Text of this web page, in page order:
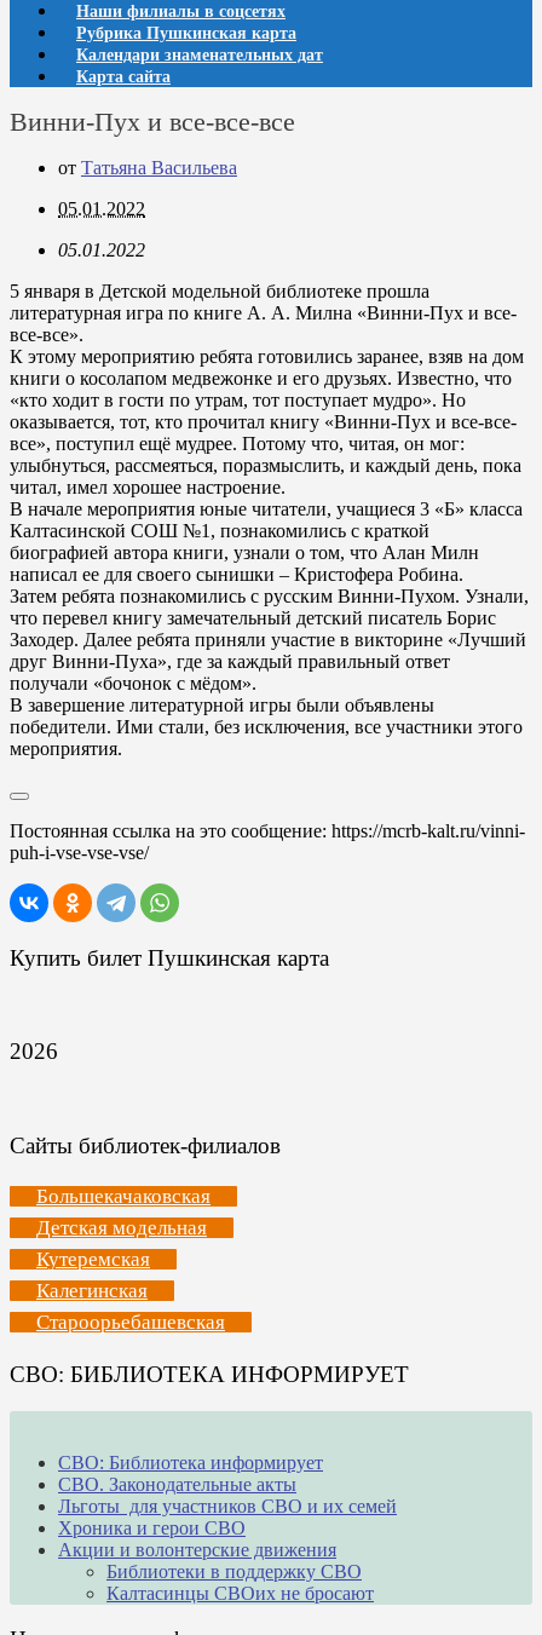
Наши филиалы в соцсетях
Рубрика Пушкинская карта
Календари знаменательных дат
Карта сайта
Винни-Пух и все-все-все
от Татьяна Васильева
05.01.2022
05.01.2022
5 января в Детской модельной библиотеке прошла
литературная игра по книге А. А. Милна «Винни-Пух и все-
все-все».
К этому мероприятию ребята готовились заранее, взяв на дом
книги о косолапом медвежонке и его друзьях. Известно, что
«кто ходит в гости по утрам, тот поступает мудро». Но
оказывается, тот, кто прочитал книгу «Винни-Пух и все-все-
все», поступил ещё мудрее. Потому что, читая, он мог:
улыбнуться, рассмеяться, поразмыслить, и каждый день, пока
читал, имел хорошее настроение.
В начале мероприятия юные читатели, учащиеся 3 «Б» класса
Калтасинской СОШ №1, познакомились с краткой
биографией автора книги, узнали о том, что Алан Милн
написал ее для своего сынишки – Кристофера Робина.
Затем ребята познакомились с русским Винни-Пухом. Узнали,
что перевел книгу замечательный детский писатель Борис
Заходер. Далее ребята приняли участие в викторине «Лучший
друг Винни-Пуха», где за каждый правильный ответ
получали «бочонок с мёдом».
В завершение литературной игры были объявлены
победители. Ими стали, без исключения, все участники этого
мероприятия.
Постоянная ссылка на это сообщение: https://mcrb-kalt.ru/vinni-
puh-i-vse-vse-vse/
Купить билет Пушкинская карта
2026
Сайты библиотек-филиалов
Большекачаковская
Детская модельная
Кутеремская
Калегинская
Староорьебашевская
СВО: БИБЛИОТЕКА ИНФОРМИРУЕТ
СВО: Библиотека информирует
СВО. Законодательные акты
Льготы для участников СВО и их семей
Хроника и герои СВО
Акции и волонтерские движения
Библиотеки в поддержку СВО
Калтасинцы СВОих не бросают